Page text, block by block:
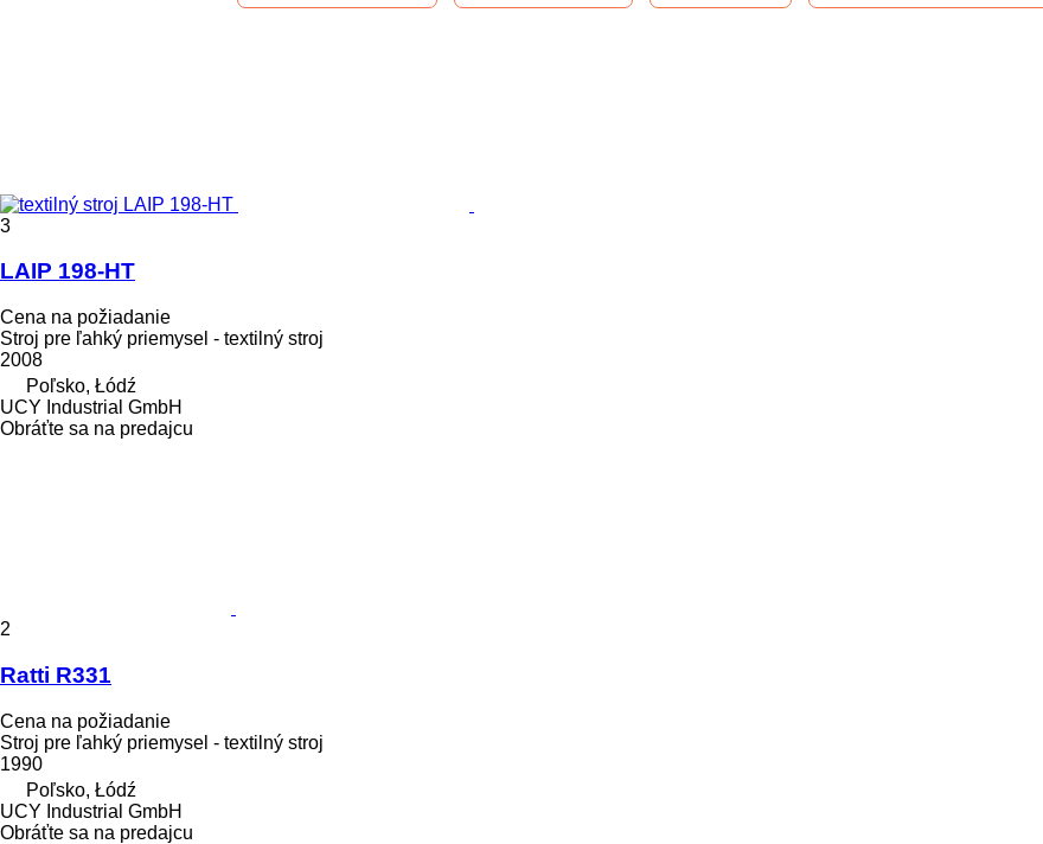
3
LAIP 198-HT
Cena na požiadanie
Stroj pre ľahký priemysel - textilný stroj
2008
Poľsko, Łódź
UCY Industrial GmbH
Obráťte sa na predajcu
2
Ratti R331
Cena na požiadanie
Stroj pre ľahký priemysel - textilný stroj
1990
Poľsko, Łódź
UCY Industrial GmbH
Obráťte sa na predajcu